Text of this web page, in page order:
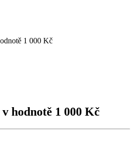
1 000 Kč
hodnotě 1 000 Kč